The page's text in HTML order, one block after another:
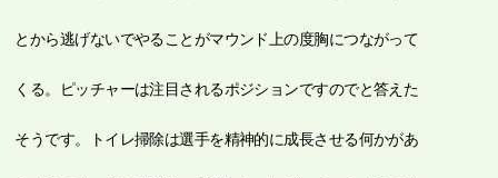
とから逃げないでやることがマウンド上の度胸につながって
くる。ピッチャーは注目されるポジションですのでと答えた
そうです。トイレ掃除は選手を精神的に成長させる何かがあ